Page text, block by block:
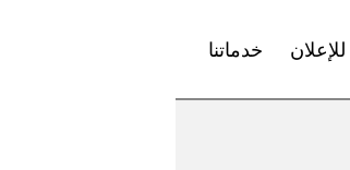
للإعلان خدماتنا